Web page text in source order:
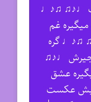
♩♪♫ ♫♪♩
غم
♫♪♩ گره
♩♪♫
عشق
پیش عکست